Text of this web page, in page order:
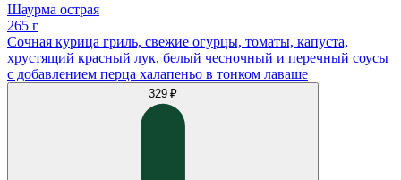
Шаурма острая
265 г
Сочная курица гриль, свежие огурцы, томаты, капуста,
хрустящий красный лук, белый чесночный и перечный соусы
с добавлением перца халапеньо в тонком лаваше
329 ₽